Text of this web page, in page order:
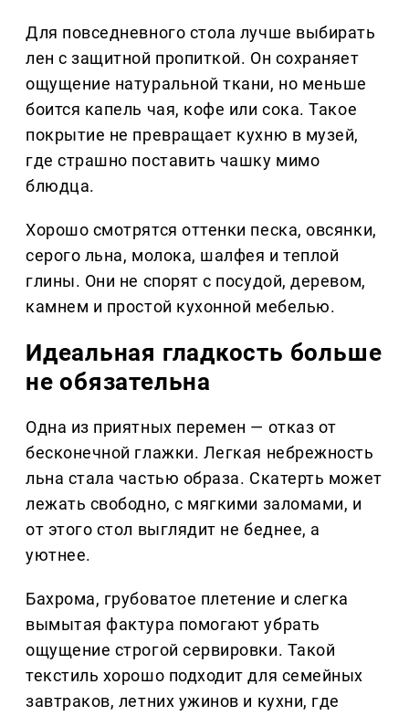
Для повседневного стола лучше выбирать
лен с защитной пропиткой. Он сохраняет
ощущение натуральной ткани, но меньше
боится капель чая, кофе или сока. Такое
покрытие не превращает кухню в музей,
где страшно поставить чашку мимо
блюдца.
Хорошо смотрятся оттенки песка, овсянки,
серого льна, молока, шалфея и теплой
глины. Они не спорят с посудой, деревом,
камнем и простой кухонной мебелью.
Идеальная гладкость больше
не обязательна
Одна из приятных перемен — отказ от
бесконечной глажки. Легкая небрежность
льна стала частью образа. Скатерть может
лежать свободно, с мягкими заломами, и
от этого стол выглядит не беднее, а
уютнее.
Бахрома, грубоватое плетение и слегка
вымытая фактура помогают убрать
ощущение строгой сервировки. Такой
текстиль хорошо подходит для семейных
завтраков, летних ужинов и кухни, где